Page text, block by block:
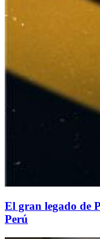
El gran legado de
Perú